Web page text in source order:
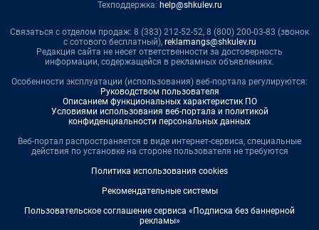
Техподдержка: help@shkulev.ru
Связаться с отделом продаж: 8 (383) 212-52-52, 8 (800) 200-03-83 (звонок
с сотового бесплатный), reklamangs@shkulev.ru
Редакция сайта не несет ответственности за достоверность
информации, содержащейся в рекламных объявлениях.
Особенности эксплуатации (использования) веб-портала регулируются:
Руководством пользователя
Описанием функциональных характеристик ПО
Условиями использования веб-портала и политикой
конфиденциальности персональных данных
Веб-портал распространяется в виде интернет-сервиса, специальные
действия по установке на стороне пользователя не требуются
Политика использования cookies
Рекомендательные системы
Пользовательское соглашение сервиса «Подписка без баннерной
рекламы»